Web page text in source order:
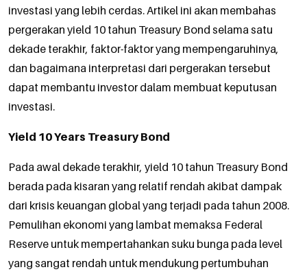
investasi yang lebih cerdas. Artikel ini akan membahas
pergerakan yield 10 tahun Treasury Bond selama satu
dekade terakhir, faktor-faktor yang mempengaruhinya,
dan bagaimana interpretasi dari pergerakan tersebut
dapat membantu investor dalam membuat keputusan
investasi.
Yield 10 Years Treasury Bond
Pada awal dekade terakhir, yield 10 tahun Treasury Bond
berada pada kisaran yang relatif rendah akibat dampak
dari krisis keuangan global yang terjadi pada tahun 2008.
Pemulihan ekonomi yang lambat memaksa Federal
Reserve untuk mempertahankan suku bunga pada level
yang sangat rendah untuk mendukung pertumbuhan